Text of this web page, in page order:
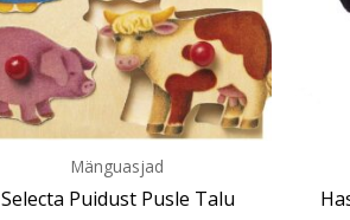
Mänguasjad
Selecta Puidust Pusle Talu